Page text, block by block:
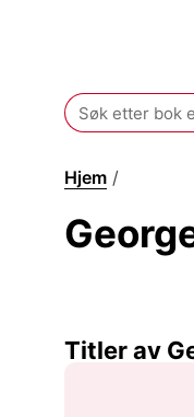
Search
for:
Hjem /
Titler av